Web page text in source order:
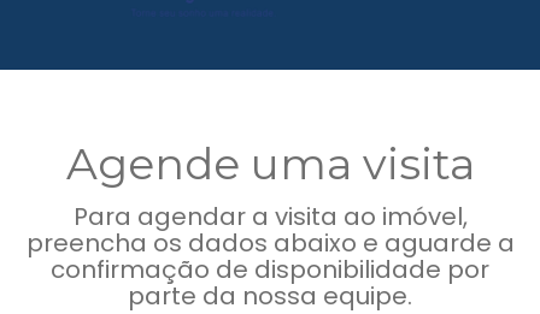
Agende uma visita
Para agendar a visita ao imóvel,
preencha os dados abaixo e aguarde a
confirmação de disponibilidade por
parte da nossa equipe.